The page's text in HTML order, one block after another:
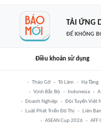
TẢI ỨNG
ĐỂ KHÔNG
Điều khoản sử dụng
Tháo Gỡ Tô Lâm Hạ Tầng
Vịnh Bắc Bộ
Indonesia
Doanh Nghiệp
Đội Tuyển Việt
Luật Phát Triển Đô Thị
Liên
ASEAN Cup 2026
AFF